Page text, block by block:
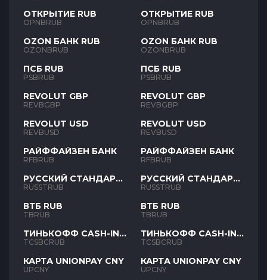
ОТКРЫТИЕ RUB
OPNBRUB
OZON БАНК RUB
OZONBRUB
ПСБ RUB
PSBRUB
REVOLUT GBP
REVBGBP
REVOLUT USD
REVBUSD
РАЙФФАЙЗЕН БАНК
RFBRUB
РУССКИЙ СТАНДАРТ
RUB
RUSSTRUB
ВТБ RUB
TBRUB
ТИНЬКОФФ CASH-IN
RUB
TCSBCRUB
КАРТА UNIONPAY CNY
UPCNY
ОТКРЫТИЕ RUB
OPNBRUB
OZON БАНК RUB
OZONBRUB
ПСБ RUB
PSBRUB
REVOLUT GBP
REVBGBP
REVOLUT USD
REVBUSD
РАЙФФАЙЗЕН БАНК
RFBRUB
РУССКИЙ СТАНДАРТ
RUB
RUSSTRUB
ВТБ RUB
TBRUB
ТИНЬКОФФ CASH-IN
RUB
TCSBCRUB
КАРТА UNIONPAY CNY
UPCNY